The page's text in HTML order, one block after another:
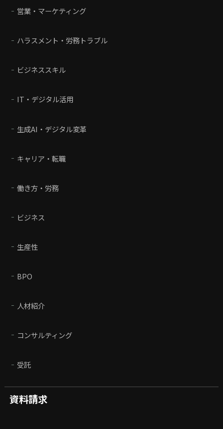
営業・マーケティング
ハラスメント・労務トラブル
ビジネススキル
IT・デジタル活用
生成AI・デジタル変革
キャリア・転職
働き方・労務
ビジネス
生産性
BPO
人材紹介
コンサルティング
受託
資料請求